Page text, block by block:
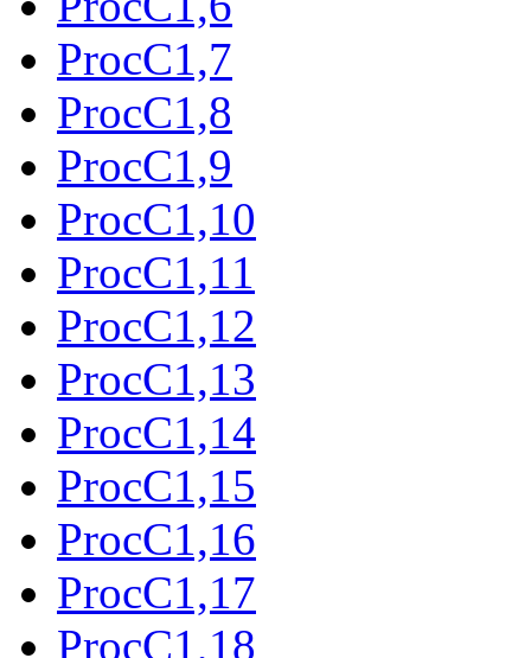
ProcC1,7
ProcC1,8
ProcC1,9
ProcC1,10
ProcC1,11
ProcC1,12
ProcC1,13
ProcC1,14
ProcC1,15
ProcC1,16
ProcC1,17
ProcC1,18